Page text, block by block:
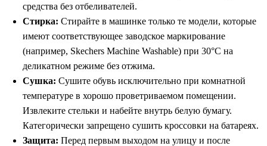
средства без отбеливателей.
Стирка: Стирайте в машинке только те модели, которые
имеют соответствующее заводское маркирование
(например, Skechers Machine Washable) при 30°C на
деликатном режиме без отжима.
Сушка: Сушите обувь исключительно при комнатной
температуре в хорошо проветриваемом помещении.
Извлеките стельки и набейте внутрь белую бумагу.
Категорически запрещено сушить кроссовки на батареях.
Защита: Перед первым выходом на улицу и после